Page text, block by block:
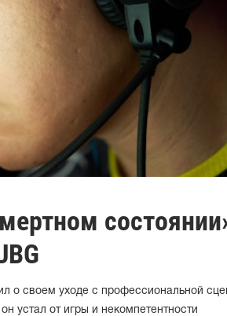
о своем уходе с профессиональной
устал от игры и некомпетентности